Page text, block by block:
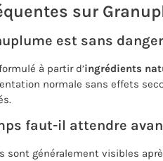
sur
est sans
à partir d’ingrédients
normale sans effets
faut-il attendre
sont généralement visibles